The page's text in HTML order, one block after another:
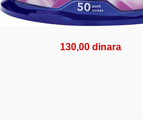
130,00 dinara